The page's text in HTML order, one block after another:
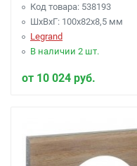
Код товара: 538193
ШхВхГ: 100x82x8,5 мм
Legrand
В наличии 2 шт.
от 10 024 руб.